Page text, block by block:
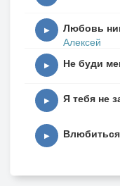
▶ Любовь
Алексей
▶ Не буди
▶ Я тебя не
▶ Влюбиться